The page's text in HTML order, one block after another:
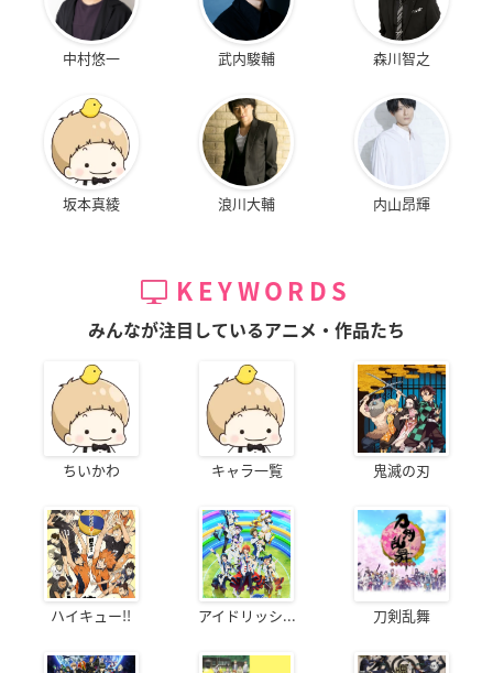
中村悠一 武内駿輔 森川智之
坂本真綾 浪川大輔 内山昂輝
KEYWORDS
みんなが注目しているアニメ・作品たち
ちいかわ キャラ一覧 鬼滅の刃
ハイキュー!! アイドリッシ... 刀剣乱舞